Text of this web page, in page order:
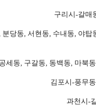
구리시-갈매
당동, 서현동, 수내동, 야
세동, 구갈동, 동백동, 마북
김포시-풍무
과천시-